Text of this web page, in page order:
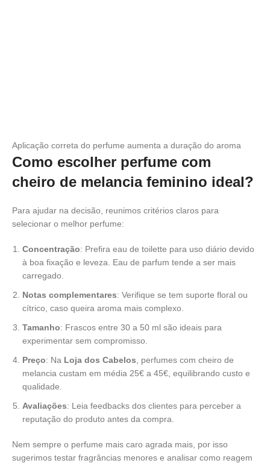
Aplicação correta do perfume aumenta a duração do aroma
Como escolher perfume com
cheiro de melancia feminino ideal?
Para ajudar na decisão, reunimos critérios claros para
selecionar o melhor perfume:
Concentração: Prefira eau de toilette para uso diário devido
à boa fixação e leveza. Eau de parfum tende a ser mais
carregado.
Notas complementares: Verifique se tem suporte floral ou
cítrico, caso queira aroma mais complexo.
Tamanho: Frascos entre 30 a 50 ml são ideais para
experimentar sem compromisso.
Preço: Na Loja dos Cabelos , perfumes com cheiro de
melancia custam em média 25€ a 45€, equilibrando custo e
qualidade.
Avaliações: Leia feedbacks dos clientes para perceber a
reputação do produto antes da compra.
Nem sempre o perfume mais caro agrada mais, por isso
sugerimos testar fragrâncias menores e analisar como reagem